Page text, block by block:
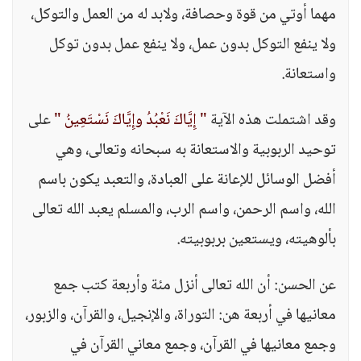
مهما أوتي من قوة وحصافة، ولابد له من العمل والتوكل،
ولا ينفع التوكل بدون عمل، ولا ينفع عمل بدون توكل
واستعانة.
وقد اشتملت هذه الآية" إِيَّاكَ نَعْبُدُ وإِيَّاكَ نَسْتَعِينُ "على
توحيد الربوبية والاستعانة به سبحانه وتعالى، وهي
أفضل الوسائل للإعانة على العبادة، والتعبد يكون باسم
الله، واسم الرحمن، واسم الرب، والمسلم يعبد الله تعالى
بألوهيته، ويستعين بربوبيته.
عن الحسن: أن الله تعالى أنزل مئة وأربعة كتب جمع
معانيها في أربعة هن: التوراة، والإنجيل، والقرآن، والزبور،
وجمع معانيها في القرآن، وجمع معاني القرآن في